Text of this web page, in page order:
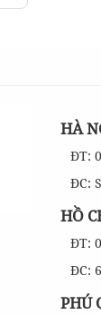
HÀ
ĐT:
ĐC:
HỒ
ĐT:
ĐC:
PHÚ